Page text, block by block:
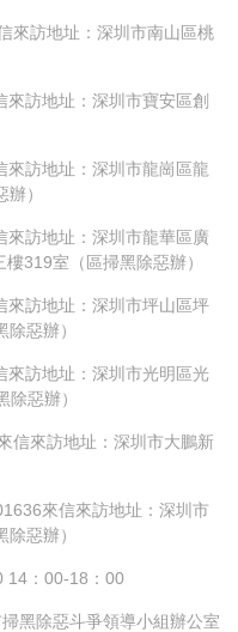
來訪地址：深圳市南山區桃
訪地址：深圳市寶安區創
訪地址：深圳市龍崗區龍
）
訪地址：深圳市龍華區廣
319室（區掃黑除惡辦）
訪地址：深圳市坪山區坪
惡辦）
訪地址：深圳市光明區光
惡辦）
信來訪地址：深圳市大鵬新
來信來訪地址：深圳市
惡辦）
14：00-18：00
黑除惡斗爭領導小組辦公室